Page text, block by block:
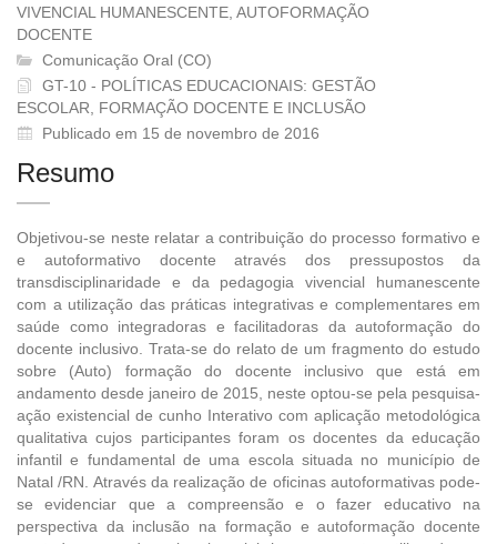
VIVENCIAL HUMANESCENTE, AUTOFORMAÇÃO
DOCENTE
Comunicação Oral (CO)
GT-10 - POLÍTICAS EDUCACIONAIS: GESTÃO
ESCOLAR, FORMAÇÃO DOCENTE E INCLUSÃO
Publicado em 15 de novembro de 2016
Resumo
Objetivou-se neste relatar a contribuição do processo formativo e
e autoformativo docente através dos pressupostos da
transdisciplinaridade e da pedagogia vivencial humanescente
com a utilização das práticas integrativas e complementares em
saúde como integradoras e facilitadoras da autoformação do
docente inclusivo. Trata-se do relato de um fragmento do estudo
sobre (Auto) formação do docente inclusivo que está em
andamento desde janeiro de 2015, neste optou-se pela pesquisa-
ação existencial de cunho Interativo com aplicação metodológica
qualitativa cujos participantes foram os docentes da educação
infantil e fundamental de uma escola situada no município de
Natal /RN. Através da realização de oficinas autoformativas pode-
se evidenciar que a compreensão e o fazer educativo na
perspectiva da inclusão na formação e autoformação docente